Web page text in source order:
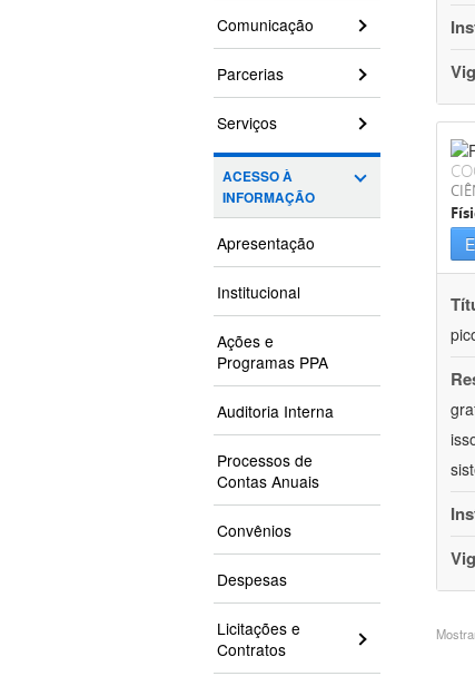
Comunicação
Parcerias
Serviços
ACESSO À
INFORMAÇÃO
Apresentação
Institucional
Ações e
Programas PPA
Auditoria Interna
Processos de
Contas Anuais
Convênios
Despesas
Licitações e
Contratos